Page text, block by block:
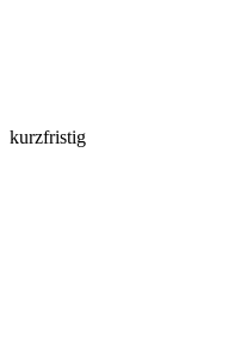
kurzfristig